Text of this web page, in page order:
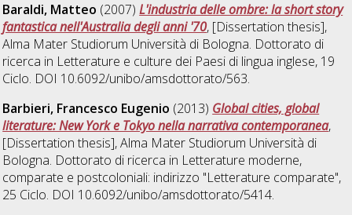
Baraldi, Matteo (2007)L'industria delle ombre: la short story
fantastica nell'Australia degli anni '70, [Dissertation thesis],
Alma Mater Studiorum Università di Bologna. Dottorato di
ricerca in Letterature e culture dei Paesi di lingua inglese, 19
Ciclo. DOI 10.6092/unibo/amsdottorato/563.
Barbieri, Francesco Eugenio (2013) Global cities, global
literature: New York e Tokyo nella narrativa contemporanea,
[Dissertation thesis], Alma Mater Studiorum Università di
Bologna. Dottorato di ricerca in Letterature moderne,
comparate e postcoloniali: indirizzo "Letterature comparate",
25 Ciclo. DOI 10.6092/unibo/amsdottorato/5414.